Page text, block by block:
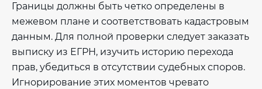
Границы должны быть четко определены в
межевом плане и соответствовать кадастровым
данным. Для полной проверки следует заказать
выписку из ЕГРН, изучить историю перехода
прав, убедиться в отсутствии судебных споров.
Игнорирование этих моментов чревато